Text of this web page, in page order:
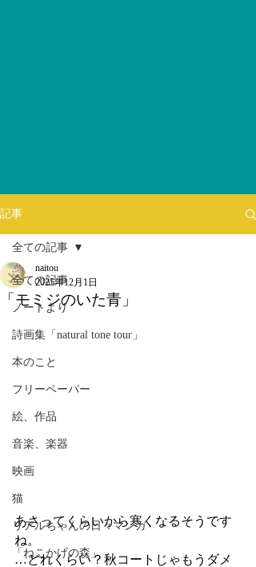
記事
全ての記事
ノートより
詩画集「natural tone tour」
本のこと
フリーペーパー
絵、作品
音楽、楽器
映画
猫
リアルちゃんの日々マンガ
「ねこかげの森」
全ての記事
「モミジのいた青」
naitou
2025年12月1日
あさってくらいから寒くなるそうです
ね。
…どれくらい？秋コートじゃもうダメ